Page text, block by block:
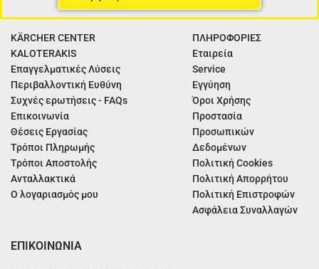
KÄRCHER CENTER
KALOTERAKIS
Επαγγελματικές Λύσεις
Περιβαλλοντική Ευθύνη
Συχνές ερωτήσεις - FAQs
Επικοινωνία
Θέσεις Εργασίας
Τρόποι Πληρωμής
Τρόποι Αποστολής
Ανταλλακτικά
Ο λογαριασμός μου
ΠΛΗΡΟΦΟΡΙΕΣ
Εταιρεία
Service
Εγγύηση
Όροι Χρήσης
Προστασία
Προσωπικών
Δεδομένων
Πολιτική Cookies
Πολιτική Απορρήτου
Πολιτική Επιστροφών
Ασφάλεια Συναλλαγών
ΕΠΙΚΟΙΝΩΝΙΑ